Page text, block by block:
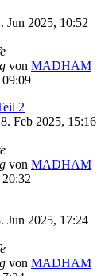
Jun 2025, 10:52
von MADHAM
09:09
2
Feb 2025, 15:16
von MADHAM
Jun 2025, 17:24
von MADHAM